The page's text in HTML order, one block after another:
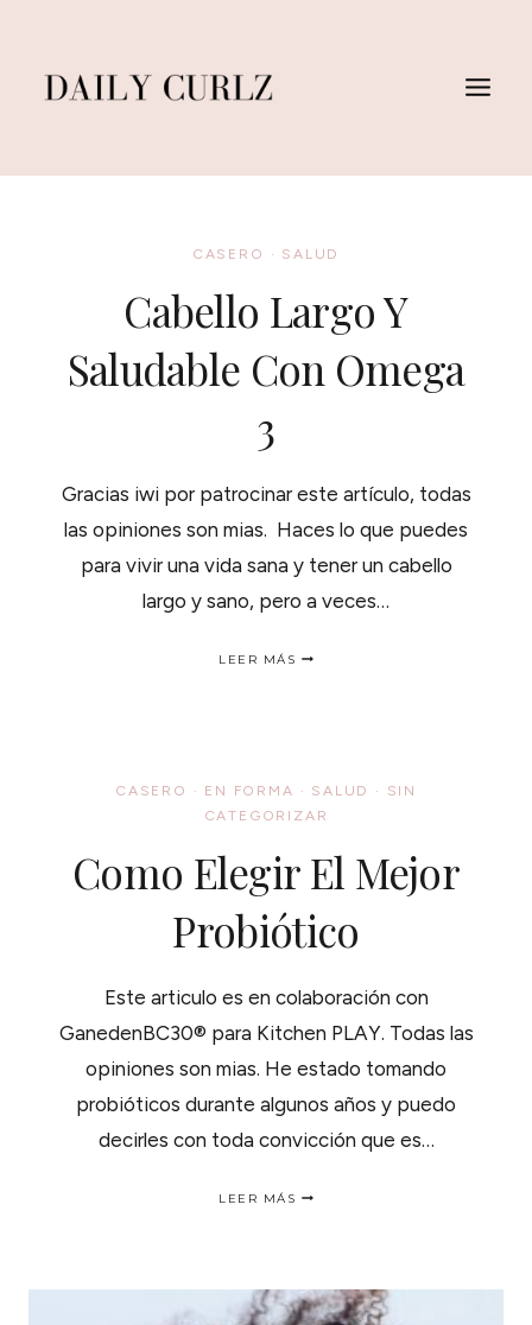
Contenido
CASERO · SALUD
Cabello Largo Y
Saludable Con Omega
3
Gracias iwi por patrocinar este artículo, todas
las opiniones son mias. Haces lo que puedes
para vivir una vida sana y tener un cabello
largo y sano, pero a veces…
LEER MÁS
CASERO · EN FORMA · SALUD ·
SIN
CATEGORIZAR
Como Elegir El Mejor
Probiótico
Este articulo es en colaboración con
GanedenBC30® para Kitchen PLAY. Todas las
opiniones son mias. He estado tomando
probióticos durante algunos años y puedo
decirles con toda convicción que es…
LEER MÁS